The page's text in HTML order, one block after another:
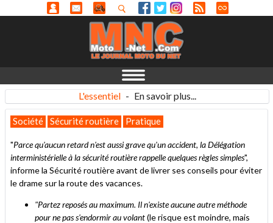
L'essentiel - En savoir plus...
Société Sécurité routière Pratique
"Parce qu'aucun retard n'est aussi grave qu'un accident, la Délégation
interministérielle à la sécurité routière rappelle quelques règles simples",
informe la Sécurité routière avant de livrer ses conseils pour éviter
le drame sur la route des vacances.
"Partez reposés au maximum. Il n'existe aucune autre méthode
pour ne pas s'endormir au volant(le risque est moindre, mais